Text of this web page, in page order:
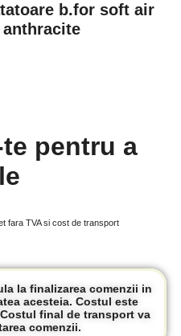
b.for soft air
pentru a
fara TVA si cost de transport
la finalizarea comenzii in
acesteia. Costul este
final de transport va
comenzii.